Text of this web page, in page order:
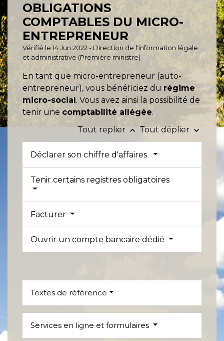
OBLIGATIONS
COMPTABLES DU MICRO-
ENTREPRENEUR
Vérifié le 14 Jun 2022 - Direction de l'information légale
et administrative (Première ministre)
En tant que micro-entrepreneur (auto-
entrepreneur), vous bénéficiez du régime
micro-social . Vous avez ainsi la possibilité de
tenir une comptabilité allégée.
Tout replier keyboard_arrow_up Tout déplier keyboard_arrow_down
Déclarer son chiffre d'affaires
Tenir certains registres obligatoires
Facturer
Ouvrir un compte bancaire dédié
Textes de référence
Services en ligne et formulaires